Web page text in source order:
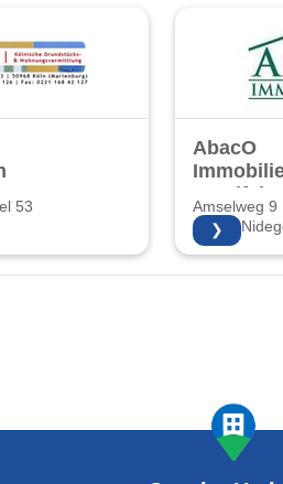
53
AbacO
Voreifel
Amselweg 9
52385
❯